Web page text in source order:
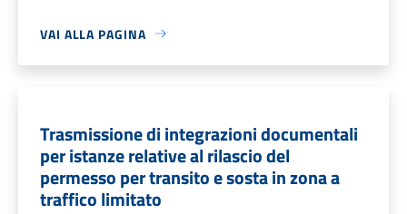
VAI ALLA PAGINA
Trasmissione di integrazioni documentali
per istanze relative al rilascio del
permesso per transito e sosta in zona a
traffico limitato